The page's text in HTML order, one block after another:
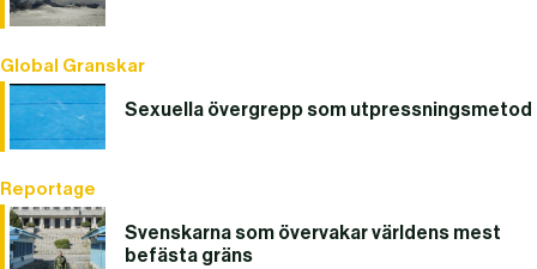
Global Granskar
Sexuella övergrepp som utpressningsmetod
Reportage
Svenskarna som övervakar världens mest
befästa gräns